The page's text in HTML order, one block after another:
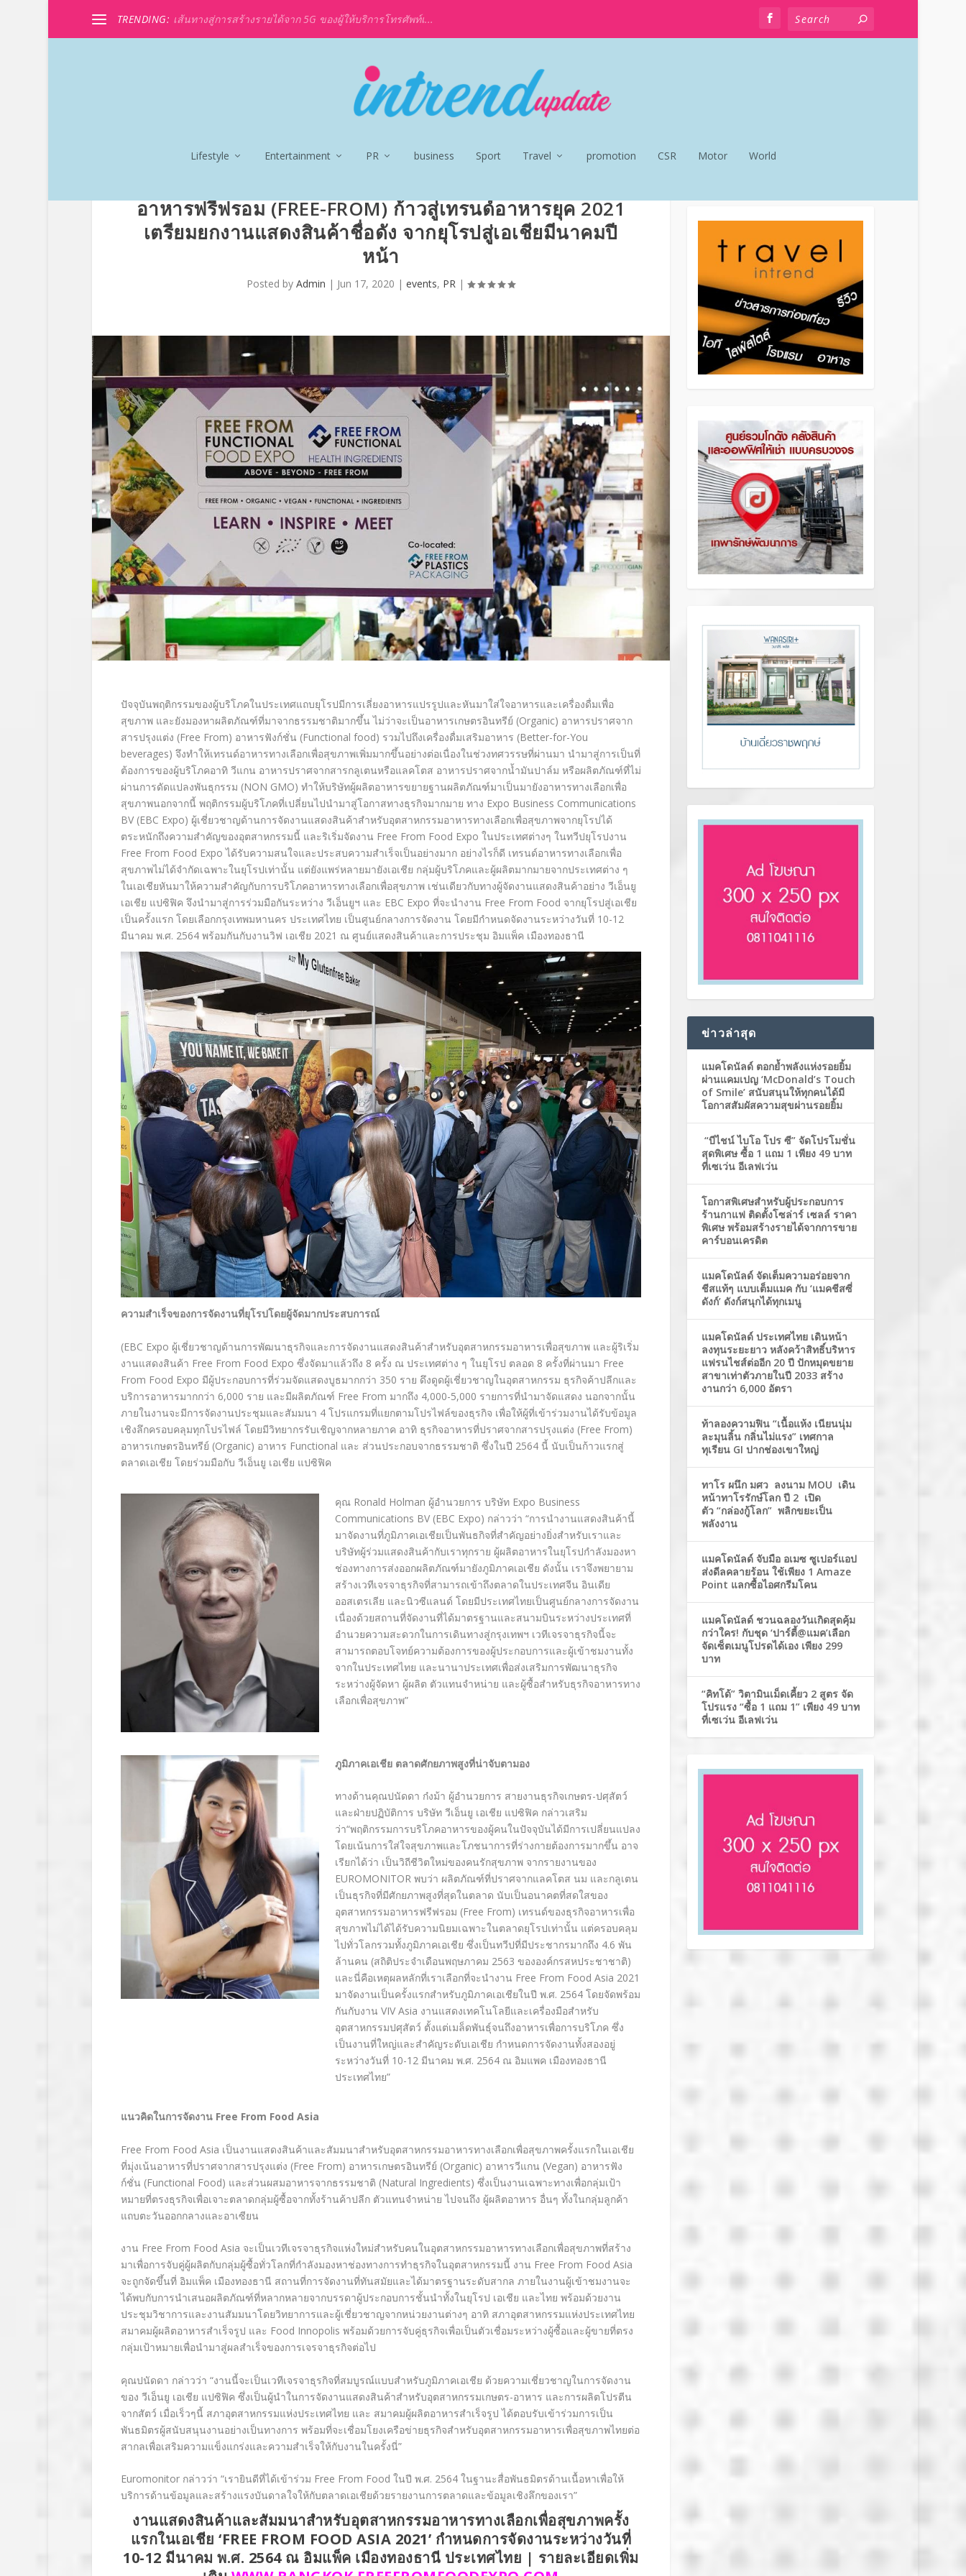
TRENDING: เส้นทางสู่การสร้างรายได้จาก 5G ของผู้ให้บริการโทรศัพท์เ...
Lifestyle Entertainment PR business Sport Travel promotion CSR Motor World
อาหารฟรีฟรอม (FREE-FROM) ก้าวสู่เทรนด์อาหารยุค 2021
เตรียมยกงานแสดงสินค้าชื่อดัง จากยุโรปสู่เอเชียมีนาคมปี
หน้า
Posted byAdmin | Jun 17, 2020 |events, PR |
ปัจจุบันพฤติกรรมของผู้บริโภคในประเทศแถบยุโรปมีการเลี่ยงอาหารแปรรูปและหันมาใส่ใจอาหารและเครื่องดื่มเพื่อ
สุขภาพ และยังมองหาผลิตภัณฑ์ที่มาจากธรรมชาติมากขึ้น ไม่ว่าจะเป็นอาหารเกษตรอินทรีย์ (Organic) อาหารปราศจาก
สารปรุงแต่ง (Free From) อาหารฟังก์ชั่น (Functional food) รวมไปถึงเครื่องดื่มเสริมอาหาร (Better-for-You
beverages) จึงทำให้เทรนด์อาหารทางเลือกเพื่อสุขภาพเพิ่มมากขึ้นอย่างต่อเนื่องในช่วงทศวรรษที่ผ่านมา นำมาสู่การเป็นที่
ต้องการของผู้บริโภคอาทิ วีแกน อาหารปราศจากสารกลูเตนหรือแลคโตส อาหารปราศจากน้ำมันปาล์ม หรือผลิตภัณฑ์ที่ไม่
ผ่านการดัดแปลงพันธุกรรม (NON GMO) ทำให้บริษัทผู้ผลิตอาหารขยายฐานผลิตภัณฑ์มาเป็นมายังอาหารทางเลือกเพื่อ
สุขภาพนอกจากนี้ พฤติกรรมผู้บริโภคที่เปลี่ยนไปนำมาสู่โอกาสทางธุรกิจมากมาย ทาง Expo Business Communications
BV (EBC Expo) ผู้เชี่ยวชาญด้านการจัดงานแสดงสินค้าสำหรับอุตสาหกรรมอาหารทางเลือกเพื่อสุขภาพจากยุโรปได้
ตระหนักถึงความสำคัญของอุตสาหกรรมนี้ และริเริ่มจัดงาน Free From Food Expo ในประเทศต่างๆ ในทวีปยุโรปงาน
Free From Food Expoได้รับความสนใจและประสบความสำเร็จเป็นอย่างมาก อย่างไรก็ดี เทรนด์อาหารทางเลือกเพื่อ
สุขภาพไม่ได้จำกัดเฉพาะในยุโรปเท่านั้น แต่ยังแพร่หลายมายังเอเชีย กลุ่มผู้บริโภคและผู้ผลิตมากมายจากประเทศต่าง ๆ
ในเอเชียหันมาให้ความสำคัญกับการบริโภคอาหารทางเลือกเพื่อสุขภาพ เช่นเดียวกับทางผู้จัดงานแสดงสินค้าอย่าง วีเอ็นยู
เอเชีย แปซิฟิค จึงนำมาสู่การร่วมมือกันระหว่าง วีเอ็นยูฯ และ EBC Expo ที่จะนำงาน Free From Food จากยุโรปสู่เอเชีย
เป็นครั้งแรก โดยเลือกกรุงเทพมหานคร ประเทศไทย เป็นศูนย์กลางการจัดงาน โดยมีกำหนดจัดงานระหว่างวันที่ 10-12
มีนาคม พ.ศ. 2564 พร้อมกันกับงานวิฟ เอเชีย 2021 ณ ศูนย์แสดงสินค้าและการประชุม อิมแพ็ค เมืองทองธานี
ความสำเร็จของการจัดงานที่ยุโรปโดยผู้จัดมากประสบการณ์
(EBC Expo ผู้เชี่ยวชาญด้านการพัฒนาธุรกิจและการจัดงานแสดงสินค้าสำหรับอุตสาหกรรมอาหารเพื่อสุขภาพ และผู้ริเริ่ม
งานแสดงสินค้า Free From Food Expo ซึ่งจัดมาแล้วถึง 8 ครั้ง ณ ประเทศต่าง ๆ ในยุโรป ตลอด 8 ครั้งที่ผ่านมา Free
From Food Expo มีผู้ประกอบการที่ร่วมจัดแสดงบูธมากกว่า 350 ราย ดึงดูดผู้เชี่ยวชาญในอุตสาหกรรม ธุรกิจค้าปลีกและ
บริการอาหารมากกว่า 6,000 ราย และมีผลิตภัณฑ์ Free From มากถึง 4,000-5,000 รายการที่นำมาจัดแสดง นอกจากนั้น
ภายในงานจะมีการจัดงานประชุมและสัมมนา 4 โปรแกรมที่แยกตามโปรไฟล์ของธุรกิจ เพื่อให้ผู้ที่เข้าร่วมงานได้รับข้อมูล
เชิงลึกครอบคลุมทุกโปรไฟล์ โดยมีวิทยากรรับเชิญจากหลายภาค อาทิ ธุรกิจอาหารที่ปราศจากสารปรุงแต่ง (Free From)
อาหารเกษตรอินทรีย์ (Organic) อาหาร Functional และ ส่วนประกอบจากธรรมชาติ ซึ่งในปี 2564 นี้ นับเป็นก้าวแรกสู่
ตลาดเอเชีย โดยร่วมมือกับ วีเอ็นยู เอเชีย แปซิฟิค
คุณ Ronald Holman ผู้อำนวยการ บริษัท Expo Business
Communications BV (EBC Expo) กล่าวว่า “การนำงานแสดงสินค้านี้
มาจัดงานที่ภูมิภาคเอเชียเป็นพันธกิจที่สำคัญอย่างยิ่งสำหรับเราและ
บริษัทผู้ร่วมแสดงสินค้ากับเราทุกราย ผู้ผลิตอาหารในยุโรปกำลังมองหา
ช่องทางการส่งออกผลิตภัณฑ์มายังภูมิภาคเอเชีย ดังนั้น เราจึงพยายาม
สร้างเวทีเจรจาธุรกิจที่สามารถเข้าถึงตลาดในประเทศจีน อินเดีย
ออสเตรเลีย และนิวซีแลนด์ โดยมีประเทศไทยเป็นศูนย์กลางการจัดงาน
เนื่องด้วยสถานที่จัดงานที่ได้มาตรฐานและสนามบินระหว่างประเทศที่
อำนวยความสะดวกในการเดินทางสู่กรุงเทพฯ เวทีเจรจาธุรกิจนี้จะ
สามารถตอบโจทย์ความต้องการของผู้ประกอบการและผู้เข้าชมงานทั้ง
จากในประเทศไทย และนานาประเทศเพื่อส่งเสริมการพัฒนาธุรกิจ
ระหว่างผู้จัดหา ผู้ผลิต ตัวแทนจำหน่าย และผู้ซื้อสำหรับธุรกิจอาหารทาง
เลือกเพื่อสุขภาพ”
ภูมิภาคเอเชีย ตลาดศักยภาพสูงที่น่าจับตามอง
ทางด้านคุณปนัดดา ก๋งม้า ผู้อำนวยการ สายงานธุรกิจเกษตร-ปศุสัตว์
และฝ่ายปฏิบัติการ บริษัท วีเอ็นยู เอเชีย แปซิฟิค กล่าวเสริม
ว่า“พฤติกรรมการบริโภคอาหารของผู้คนในปัจจุบันได้มีการเปลี่ยนแปลง
โดยเน้นการใส่ใจสุขภาพและโภชนาการที่ร่างกายต้องการมากขึ้น อาจ
เรียกได้ว่า เป็นวิถีชีวิตใหม่ของคนรักสุขภาพ จากรายงานของ
EUROMONITOR พบว่า ผลิตภัณฑ์ที่ปราศจากแลคโตส นม และกลูเตน
เป็นธุรกิจที่มีศักยภาพสูงที่สุดในตลาด นับเป็นอนาคตที่สดใสของ
อุตสาหกรรมอาหารฟรีฟรอม (Free From) เทรนด์ของธุรกิจอาหารเพื่อ
สุขภาพไม่ได้ได้รับความนิยมเฉพาะในตลาดยุโรปเท่านั้น แต่ครอบคลุม
ไปทั่วโลกรวมทั้งภูมิภาคเอเชีย ซึ่งเป็นทวีปที่มีประชากรมากถึง 4.6 พัน
ล้านคน (สถิติประจำเดือนพฤษภาคม 2563 ขององค์กรสหประชาชาติ)
และนี่คือเหตุผลหลักที่เราเลือกที่จะนำงาน Free From Food Asia 2021
มาจัดงานเป็นครั้งแรกสำหรับภูมิภาคเอเชียในปี พ.ศ. 2564 โดยจัดพร้อม
กันกับงานVIV Asia งานแสดงเทคโนโลยีและเครื่องมือสำหรับ
อุตสาหกรรมปศุสัตว์ ตั้งแต่เมล็ดพันธุ์จนถึงอาหารเพื่อการบริโภค ซึ่ง
เป็นงานที่ใหญ่และสำคัญระดับเอเชีย กำหนดการจัดงานทั้งสองอยู่
ระหว่างวันที่ 10-12 มีนาคม พ.ศ. 2564 ณ อิมแพค เมืองทองธานี
ประเทศไทย”
แนวคิดในการจัดงาน Free From Food Asia
Free From Food Asia เป็นงานแสดงสินค้าและสัมมนาสำหรับอุตสาหกรรมอาหารทางเลือกเพื่อสุขภาพครั้งแรกในเอเชีย
ที่มุ่งเน้นอาหารที่ปราศจากสารปรุงแต่ง (Free From) อาหารเกษตรอินทรีย์ (Organic) อาหารวีแกน (Vegan) อาหารฟัง
ก์ชั่น (Functional Food) และส่วนผสมอาหารจากธรรมชาติ (Natural Ingredients) ซึ่งเป็นงานเฉพาะทางเพื่อกลุ่มเป้า
หมายที่ตรงธุรกิจเพื่อเจาะตลาดกลุ่มผู้ซื้อจากทั้งร้านค้าปลีก ตัวแทนจำหน่าย ไปจนถึง ผู้ผลิตอาหาร อื่นๆ ทั้งในกลุ่มลูกค้า
แถบตะวันออกกลางและอาเซียน
งาน Free From Food Asia จะเป็นเวทีเจรจาธุรกิจแห่งใหม่สำหรับคนในอุตสาหกรรมอาหารทางเลือกเพื่อสุขภาพที่สร้าง
มาเพื่อการจับคู่ผู้ผลิตกับกลุ่มผู้ซื้อทั่วโลกที่กำลังมองหาช่องทางการทำธุรกิจในอุตสาหกรรมนี้ งาน Free From Food Asia
จะถูกจัดขึ้นที่ อิมแพ็ค เมืองทองธานี สถานที่การจัดงานที่ทันสมัยและได้มาตรฐานระดับสากล ภายในงานผู้เข้าชมงานจะ
ได้พบกับการนำเสนอผลิตภัณฑ์ที่หลากหลายจากบรรดาผู้ประกอบการชั้นนำทั้งในยุโรป เอเชีย และไทย พร้อมด้วยงาน
ประชุมวิชาการและงานสัมมนาโดยวิทยาการและผู้เชี่ยวชาญจากหน่วยงานต่างๆ อาทิ สภาอุตสาหกรรมแห่งประเทศไทย
สมาคมผู้ผลิตอาหารสำเร็จรูป และ Food Innopolis พร้อมด้วยการจับคู่ธุรกิจเพื่อเป็นตัวเชื่อมระหว่างผู้ซื้อและผู้ขายที่ตรง
กลุ่มเป้าหมายเพื่อนำมาสู่ผลสำเร็จของการเจรจาธุรกิจต่อไป
คุณปนัดดา กล่าวว่า “งานนี้จะเป็นเวทีเจรจาธุรกิจที่สมบูรณ์แบบสำหรับภูมิภาคเอเชีย ด้วยความเชี่ยวชาญในการจัดงาน
ของ วีเอ็นยู เอเชีย แปซิฟิค ซึ่งเป็นผู้นำในการจัดงานแสดงสินค้าสำหรับอุตสาหกรรมเกษตร-อาหาร และการผลิตโปรตีน
จากสัตว์ เมื่อเร็วๆนี้ สภาอุตสาหกรรมแห่งประเทศไทย และ สมาคมผู้ผลิตอาหารสำเร็จรูป ได้ตอบรับเข้าร่วมการเป็น
พันธมิตรผู้สนับสนุนงานอย่างเป็นทางการ พร้อมที่จะเชื่อมโยงเครือข่ายธุรกิจสำหรับอุตสาหกรรมอาหารเพื่อสุขภาพไทยต่อ
สากลเพื่อเสริมความแข็งแกร่งและความสำเร็จให้กับงานในครั้งนี่”
Euromonitor กล่าวว่า “เรายินดีที่ได้เข้าร่วม Free From Food ในปี พ.ศ. 2564 ในฐานะสื่อพันธมิตรด้านเนื้อหาเพื่อให้
บริการด้านข้อมูลและสร้างแรงบันดาลใจให้กับตลาดเอเชียด้วยรายงานการตลาดและข้อมูลเชิงลึกของเรา”
งานแสดงสินค้าและสัมมนาสำหรับอุตสาหกรรมอาหารทางเลือกเพื่อสุขภาพครั้ง
แรกในเอเชีย ‘FREE FROM FOOD ASIA 2021’ กำหนดการจัดงานระหว่างวันที่
10-12 มีนาคม พ.ศ. 2564 ณ อิมแพ็ค เมืองทองธานี ประเทศไทย | รายละเอียดเพิ่ม
ข่าวล่าสุด
แมคโดนัลด์ ตอกย้ำพลังแห่งรอยยิ้ม
ผ่านแคมเปญ ‘McDonald’s Touch
of Smile’ สนับสนุนให้ทุกคนได้มี
โอกาสสัมผัสความสุขผ่านรอยยิ้ม
“บีไชน์ ไบโอ โปร ซี” จัดโปรโมชั่น
สุดพิเศษ ซื้อ 1 แถม 1 เพียง 49 บาท
ที่เซเว่น อีเลฟเว่น
โอกาสพิเศษสำหรับผู้ประกอบการ
ร้านกาแฟ ติดตั้งโซล่าร์ เซลล์ ราคา
พิเศษ พร้อมสร้างรายได้จากการขาย
คาร์บอนเครดิต
แมคโดนัลด์ จัดเต็มความอร่อยจาก
ชีสแท้ๆ แบบเต็มแมค กับ ‘แมคชีสซี่
ดังก์’ ดังก์สนุกได้ทุกเมนู
แมคโดนัลด์ ประเทศไทย เดินหน้า
ลงทุนระยะยาว หลังคว้าสิทธิ์บริหาร
แฟรนไชส์ต่ออีก 20 ปี ปักหมุดขยาย
สาขาเท่าตัวภายในปี 2033 สร้าง
งานกว่า 6,000 อัตรา
ท้าลองความฟิน “เนื้อแห้ง เนียนนุ่ม
ละมุนลิ้น กลิ่นไม่แรง” เทศกาล
ทุเรียน GI ปากช่องเขาใหญ่
ทาโร ผนึก มศว ลงนาม MOU เดิน
หน้าทาโรรักษ์โลก ปี 2 เปิด
ตัว “กล่องกู้โลก” พลิกขยะเป็น
พลังงาน
แมคโดนัลด์ จับมือ อเมซ ซูเปอร์แอป
ส่งดีลคลายร้อน ใช้เพียง 1 Amaze
Point แลกซื้อไอศกรีมโคน
แมคโดนัลด์ ชวนฉลองวันเกิดสุดคุ้ม
กว่าใคร! กับชุด ‘ปาร์ตี้@แมค’เลือก
จัดเซ็ตเมนูโปรดได้เอง เพียง 299
บาท
“คิทโด้” วิตามินเม็ดเคี้ยว 2 สูตร จัด
โปรแรง “ซื้อ 1 แถม 1” เพียง 49 บาท
ที่เซเว่น อีเลฟเว่น